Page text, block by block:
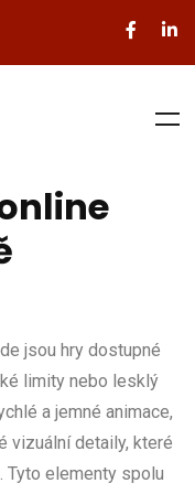
jsou hry dostupné
limity nebo lesklý
a jemné animace,
vizuální detaily, které
Tyto elementy spolu